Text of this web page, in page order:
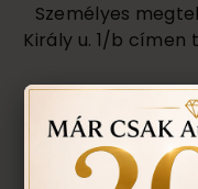
Személyes
Király u. 1/b